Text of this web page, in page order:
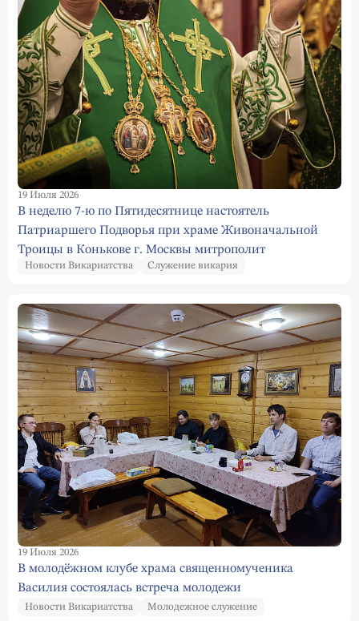
19 Июля 2026
В неделю 7-ю по Пятидесятнице настоятель
Патриаршего Подворья при храме Живоначальной
Троицы в Конькове г. Москвы митрополит
Кишиневский и всея Молдовы Владимир совершил
Новости Викариатства Служение викария
19 Июля 2026
В молодёжном клубе храма священномученика
Василия состоялась встреча молодежи
Новости Викариатства Молодежное служение